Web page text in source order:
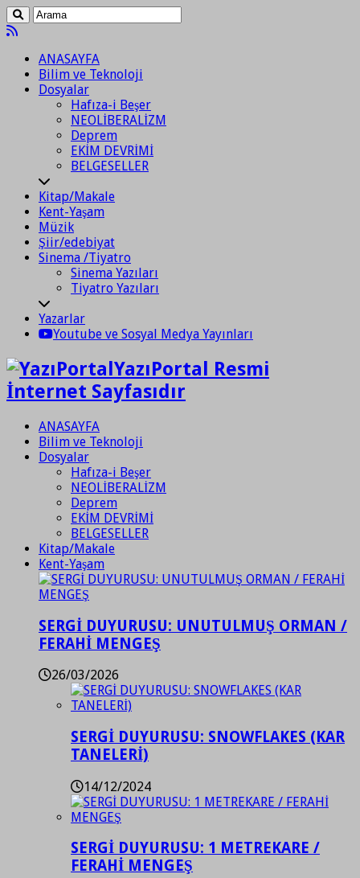
ANASAYFA
Bilim ve Teknoloji
Dosyalar
Hafıza-i Beşer
NEOLİBERALİZM
Deprem
EKİM DEVRİMİ
BELGESELLER
Kitap/Makale
Kent-Yaşam
Müzik
Şiir/edebiyat
Sinema /Tiyatro
Sinema Yazıları
Tiyatro Yazıları
Yazarlar
Youtube ve Sosyal Medya Yayınları
YazıPortal Resmi
İnternet Sayfasıdır
ANASAYFA
Bilim ve Teknoloji
Dosyalar
Hafıza-i Beşer
NEOLİBERALİZM
Deprem
EKİM DEVRİMİ
BELGESELLER
Kitap/Makale
Kent-Yaşam
SERGİ DUYURUSU: UNUTULMUŞ ORMAN /
FERAHİ MENGEŞ
26/03/2026
SERGİ DUYURUSU: SNOWFLAKES (KAR
TANELERİ)
14/12/2024
SERGİ DUYURUSU: 1 METREKARE /
FERAHİ MENGEŞ